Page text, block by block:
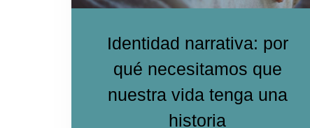
Identidad narrativa: por
qué necesitamos que
nuestra vida tenga una
historia